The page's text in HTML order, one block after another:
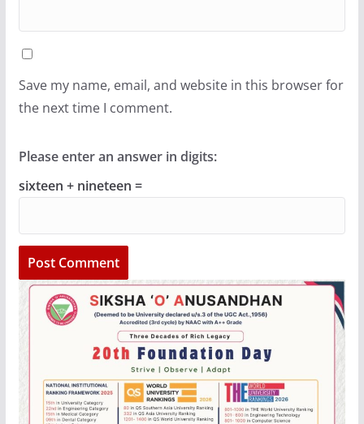
Save my name, email, and website in this browser for
the next time I comment.
Please enter an answer in digits:
sixteen + nineteen =